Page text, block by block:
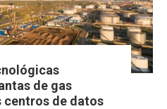
de gas
centros de datos